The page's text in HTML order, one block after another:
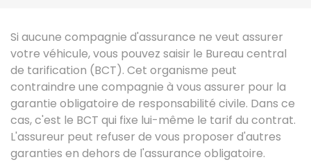
Si aucune compagnie d'assurance ne veut assurer
votre véhicule, vous pouvez saisir le Bureau central
de tarification (BCT). Cet organisme peut
contraindre une compagnie à vous assurer pour la
garantie obligatoire de responsabilité civile. Dans ce
cas, c'est le BCT qui fixe lui-même le tarif du contrat.
L'assureur peut refuser de vous proposer d'autres
garanties en dehors de l'assurance obligatoire.